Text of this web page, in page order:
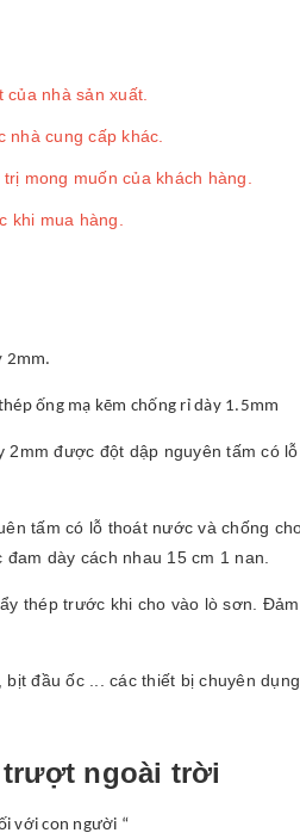
nhà sản xuất.
cung cấp khác.
mong muốn của khách hàng.
khi mua hàng.
2mm.
ống mạ kẽm chống rỉ dày 1.5mm
được đột dập nguyên tấm có
tấm có lỗ thoát nước và chống
dày cách nhau 15 cm 1 nan.
thép trước khi cho vào lò sơn.
đầu ốc ... các thiết bị chuyên
ngoài trời
với con người “